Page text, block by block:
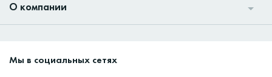
О компании
Мы в социальных сетях